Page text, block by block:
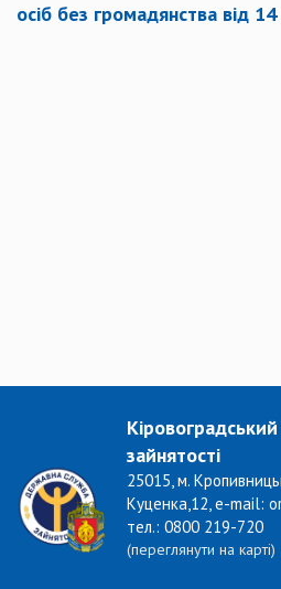
осіб без громадянства від
зайнятості
25015, м.
Куценка,12, e-mail:
тел.: 0800 219-720
(переглянути на карті)